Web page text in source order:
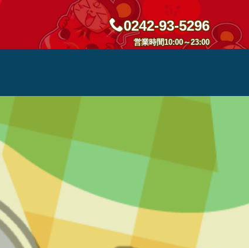
0242-93-5296
営業時間10:00～23:00